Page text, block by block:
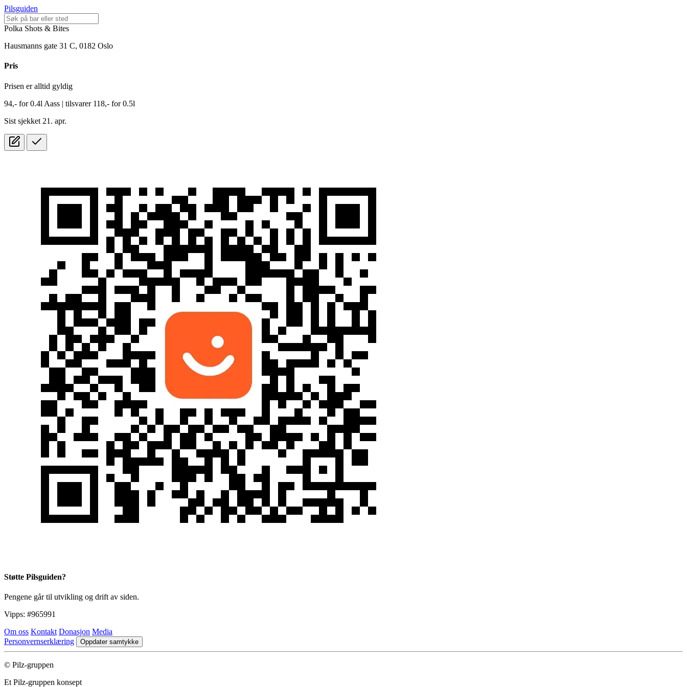
Pilsguiden
Polka Shots & Bites
Hausmanns gate 31 C, 0182 Oslo
Pris
Prisen er alltid gyldig
94,- for0.4l Aass | tilsvarer 118,- for 0.5l
Sist sjekket 21. apr.
Støtte Pilsguiden?
Pengene går til utvikling og drift av siden.
Vipps: #965991
Om oss Kontakt Donasjon Media
Personvernserklæring
Oppdater samtykke
© Pilz-gruppen
Et Pilz-gruppen konsept